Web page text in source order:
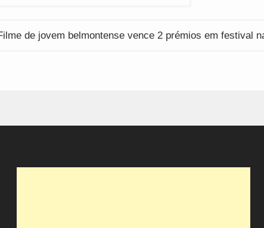
de jovem belmontense vence 2 prémios em festival